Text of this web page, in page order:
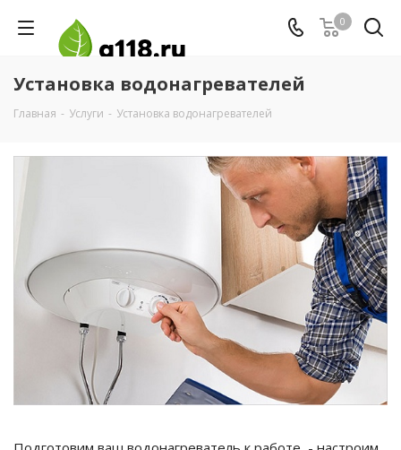
0
Установка водонагревателей
Главная - Услуги - Установка водонагревателей